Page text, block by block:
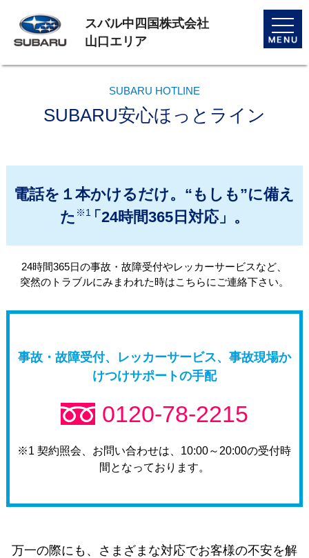
toggle
スバル中四国株式会社
山口エリア
SUBARU HOTLINE
SUBARU安心ほっとライン
電話を１本かけるだけ。“もしも”に備え
た ※1「24時間365日対応」。
24時間365日の事故・故障受付やレッカーサービスなど、
突然のトラブルにみまわれた時はこちらにご連絡下さい。
事故・故障受付、レッカーサービス、事故現場か
けつけサポートの手配
0120-78-2215
※1 契約照会、お問い合わせは、10:00～20:00の受付時
間となっております。
万一の際にも、さまざまな対応でお客様の不安を解